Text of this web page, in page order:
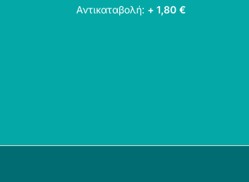
Αντικαταβολή: + 1,80 €